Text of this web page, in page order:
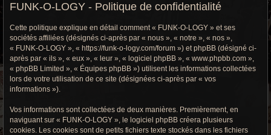
e
FUNK-O-LOGY - Politique de confidentialité
Cette politique explique en détail comment « FUNK-O-LOGY » et ses
sociétés affiliées (désignés ci-après par « nous », « notre », « nos »,
« FUNK-O-LOGY », « https://funk-o-logy.com/forum ») et phpBB (désigné ci-
après par « ils », « eux », « leur », « logiciel phpBB », « www.phpbb.com »,
« phpBB Limited », « Équipes phpBB ») utilisent les informations collectées
lors de votre utilisation de ce site (désignées ci-après par « vos
informations »).
Vos informations sont collectées de deux manières. Premièrement, en
naviguant sur « FUNK-O-LOGY », le logiciel phpBB créera plusieurs
cookies. Les cookies sont de petits fichiers texte stockés dans les fichiers